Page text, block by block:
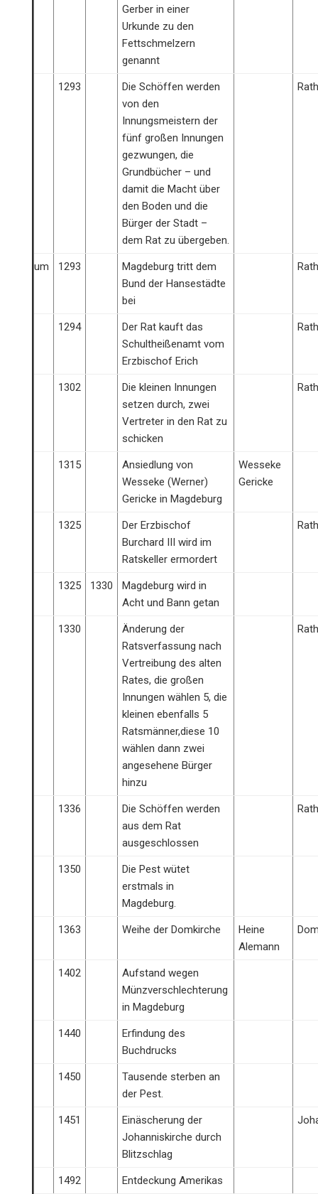
Gerber in einer
Urkunde zu den
Fettschmelzern
genannt
1293
Die Schöffen werden
von den
Innungsmeistern der
fünf großen Innungen
gezwungen, die
Grundbücher – und
damit die Macht über
den Boden und die
Bürger der Stadt –
dem Rat zu übergeben.
um 1293
Magdeburg tritt dem
Bund der Hansestädte
bei
1294
Der Rat kauft das
Schultheißenamt vom
Erzbischof Erich
1302
Die kleinen Innungen
setzen durch, zwei
Vertreter in den Rat zu
schicken
1315
Ansiedlung von
Wesseke (Werner)
Gericke in Magdeburg
Wesseke
Gericke
1325
Der Erzbischof
Burchard III wird im
Ratskeller ermordert
1325 1330
Magdeburg wird in
Acht und Bann getan
1330
Änderung der
Ratsverfassung nach
Vertreibung des alten
Rates, die großen
Innungen wählen 5, die
kleinen ebenfalls 5
Ratsmänner,diese 10
wählen dann zwei
angesehene Bürger
hinzu
1336
Die Schöffen werden
aus dem Rat
ausgeschlossen
1350
Die Pest wütet
erstmals in
Magdeburg.
1363 Weihe der Domkirche
Heine
Alemann
1402
Aufstand wegen
Münzverschlechterung
in Magdeburg
1440
Erfindung des
Buchdrucks
1450
Tausende sterben an
der Pest.
1451
Einäscherung der
Johanniskirche durch
Blitzschlag
1492 Entdeckung Amerikas